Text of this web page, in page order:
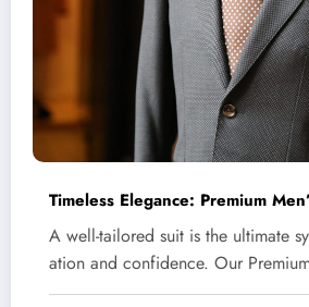
Timeless Elegance: Premium
A well-tailored suit is the ultimate
ation and confidence. Our